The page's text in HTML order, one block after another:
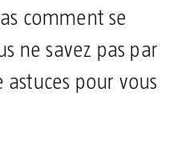
comment se
ne savez pas par
astuces pour vous